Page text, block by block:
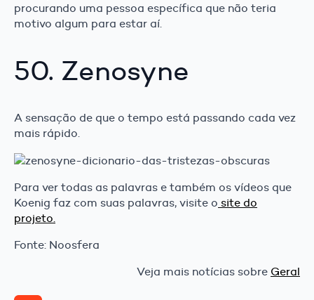
procurando uma pessoa específica que não teria
motivo algum para estar aí.
50. Zenosyne
A sensação de que o tempo está passando cada vez
mais rápido.
Para ver todas as palavras e também os vídeos que
Koenig faz com suas palavras, visite o site do
projeto.
Fonte: Noosfera
Veja mais notícias sobre Geral